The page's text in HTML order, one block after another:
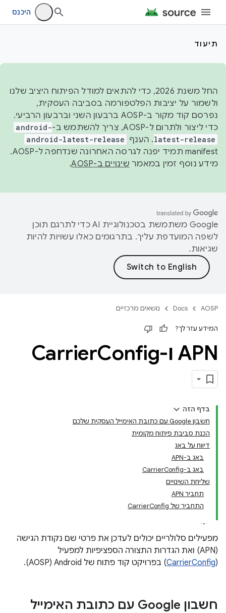
היכנס
תיעוד
החל משנת 2026, כדי להתאים למודל הפיתוח היציב שלנו
ולשמור על יציבות הפלטפורמה בסביבה העסקית,
נפרסם קוד מקור ב-AOSP ברבעון השני וברבעון הרביעי.
כדי ליצור ולתרום ל-AOSP, צריך להשתמש ב-
android-
latest-release. הענף android-latest-release
manifest תמיד יפנה לגרסה האחרונה שנדחפה ל-AOSP.
מידע נוסף זמין במאמר שינויים ב-AOSP .
‫Google משתמשת בטכנולוגיית AI כדי לתרגם תוכן
לשפה המועדפת עליך. בתרגומים כאלו עשויות להיות
שגיאות.
AOSP
Docs נושאים מרכזיים
המידע עזר לך?
APN ו-Carrier Config
בדף הזה
חשבון Google עם כתובת האימייל העסקית שלכם
הכנת סביבת פיתוח מקומית
דיווח על באג
באג ב-APN
באג ב-CarrierConfig
שליחת השינויים
תחביר APN
התחביר של CarrierConfig
מפעילים סלולריים יכולים לעדכן את פרטי שם נקודת הגישה
(APN) ואת הגדרות התצורה הספציפיות למפעיל
(
CarrierConfig) בפרויקט קוד פתוח של Android‏ (AOSP).
חשבון Google עם כתובת האימייל